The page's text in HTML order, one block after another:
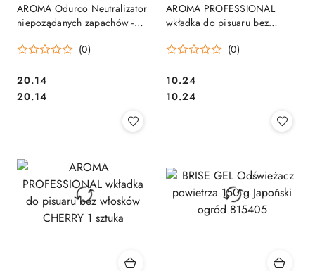
AROMA Odurco Neutralizator
niepożądanych zapachów -
(0)
Cena:
20.14
Cena:
20.14
AROMA PROFESSIONAL
wkładka do pisuaru bez
(0)
Cena:
10.24
Cena:
10.24